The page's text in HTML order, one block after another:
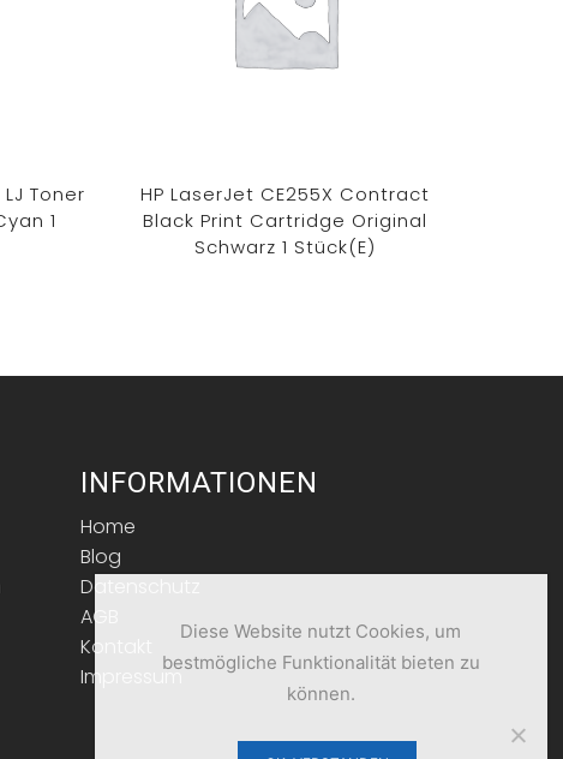
Toner
1
HP LaserJet CE255X Contract
Black Print Cartridge Original
Schwarz 1 Stück(e)
INFORMATIONEN
Home
Blog
Datenschutz
AGB
Kontakt
Impressum
Diese Website nutzt Cookies, um
bestmögliche Funktionalität bieten zu
können.